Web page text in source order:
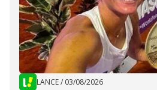
LANCE/ 03/08/2026